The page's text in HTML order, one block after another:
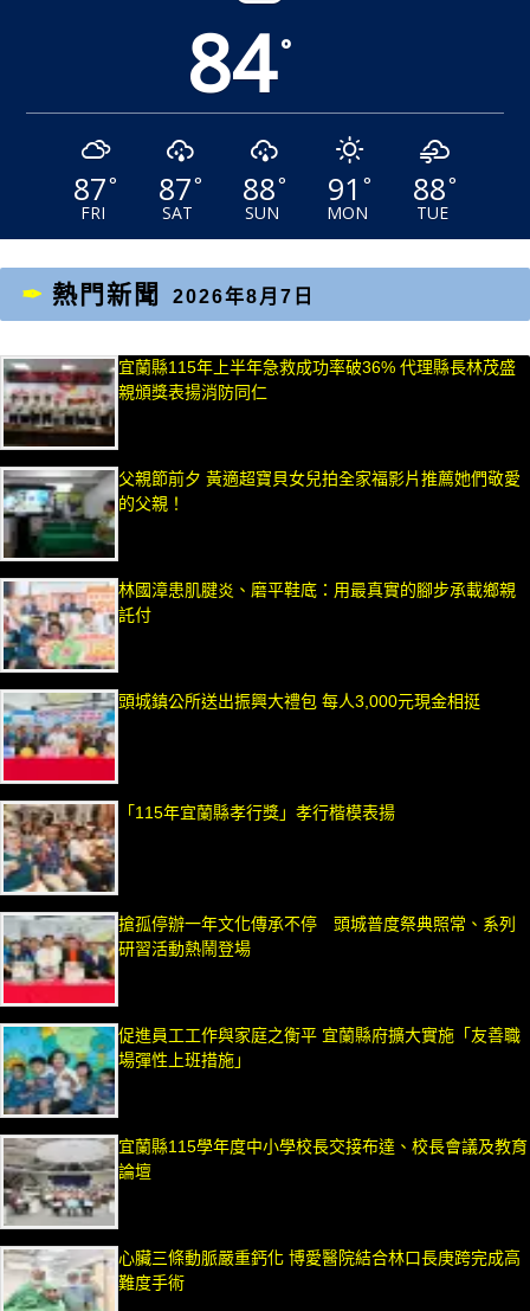
84°
87°
FRI
87°
SAT
88°
SUN
91 °
MON
88°
TUE
熱門新聞 2026年8月7日
宜蘭縣115年上半年急救成功率破36% 代理縣長林茂盛
親頒獎表揚消防同仁
父親節前夕 黃適超寶貝女兒拍全家福影片推薦她們敬愛
的父親！
林國漳患肌腱炎、磨平鞋底：用最真實的腳步承載鄉親
託付
頭城鎮公所送出振興大禮包 每人3,000元現金相挺
「115年宜蘭縣孝行獎」孝行楷模表揚
搶孤停辦一年文化傳承不停 頭城普度祭典照常、系列
研習活動熱鬧登場
促進員工工作與家庭之衡平 宜蘭縣府擴大實施「友善職
場彈性上班措施」
宜蘭縣115學年度中小學校長交接布達、校長會議及教育
論壇
心臟三條動脈嚴重鈣化 博愛醫院結合林口長庚跨完成高
難度手術